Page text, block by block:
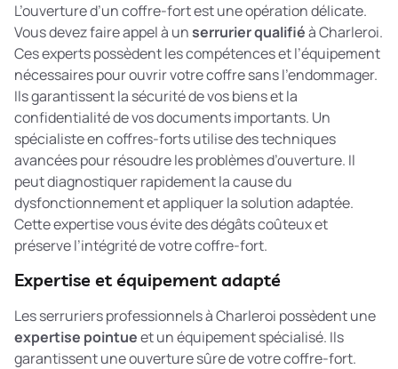
L’ouverture d’un coffre-fort est une opération délicate.
Vous devez faire appel à unserrurier qualifiéà Charleroi.
Ces experts possèdent les compétences et l’équipement
nécessaires pour ouvrir votre coffre sans l’endommager.
Ils garantissent la sécurité de vos biens et la
confidentialité de vos documents importants. Un
spécialiste en coffres-fortsutilise des techniques
avancées pour résoudre les problèmes d’ouverture. Il
peut diagnostiquer rapidement la cause du
dysfonctionnement et appliquer la solution adaptée.
Cette expertise vous évite des dégâts coûteux et
préserve l’intégrité de votre coffre-fort.
Expertise et équipement adapté
Les serruriers professionnels à Charleroi possèdent une
expertise pointueet un équipement spécialisé. Ils
garantissent une ouverture sûre de votre coffre-fort.